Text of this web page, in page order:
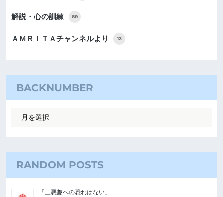
解説・心の訓練 89
ＡＭＲＩＴＡチャンネルより 13
BACKNUMBER
RANDOM POSTS
「三悪趣への恐れはない」